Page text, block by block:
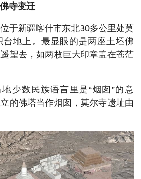
寺变迁
于新疆喀什市东北30多公里处莫
台地上。最显眼的是两座土坯佛
望去，如两枚巨大印章盖在苍茫
地少数民族语言里是“烟囱”的意
的佛塔当作烟囱，莫尔寺遗址由